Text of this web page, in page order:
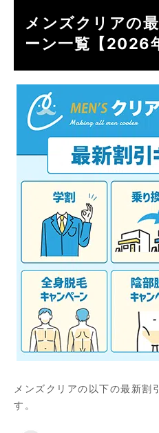
メンズクリアの
ーン一覧【2026
メンズクリアの以下の最新割
す。